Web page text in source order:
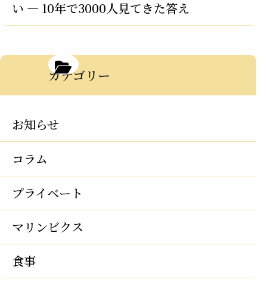
い — 10年で3000人見てきた答え
カテゴリー
お知らせ
コラム
プライベート
マリンビクス
食事